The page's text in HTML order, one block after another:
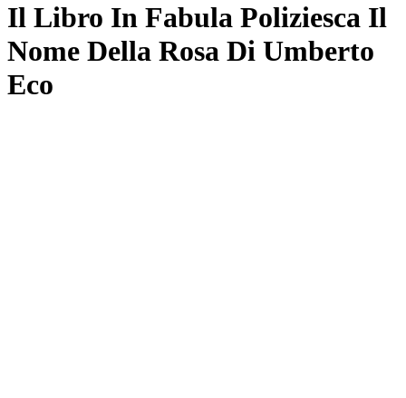
Il Libro In Fabula Poliziesca Il
Nome Della Rosa Di Umberto
Eco